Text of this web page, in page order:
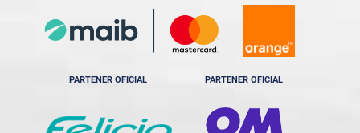
PARTENER OFICIAL PARTENER OFICIAL